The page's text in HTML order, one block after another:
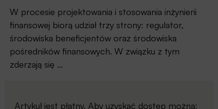
W procesie projektowania i stosowania inżynierii
finansowej biorą udział trzy strony: regulator,
środowiska beneficjentów oraz środowiska
pośredników finansowych. W związku z tym
zderzają się ...
Artykuł jest płatny. Aby uzyskać dostęp można: